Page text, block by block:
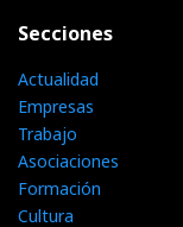
Secciones
Actualidad
Empresas
Trabajo
Asociaciones
Formación
Cultura